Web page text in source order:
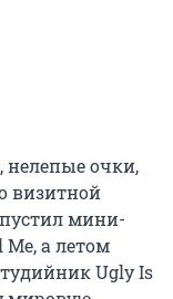
нелепые очки,
визитной
мини-
Me, а летом
Ugly Is